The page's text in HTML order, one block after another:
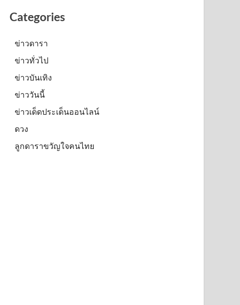
Categories
ข่าวดารา
ข่าวทั่วไป
ข่าวบันเทิง
ข่าววันนี้
ข่าวเด็ดประเด็นออนไลน์
ดวง
ลูกดาราขวัญใจคนไทย